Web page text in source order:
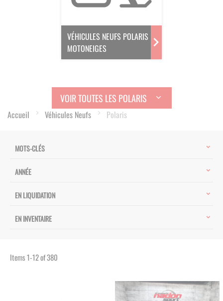
VÉHICULES NEUFS POLARIS
MOTONEIGES
VOIR TOUTES LES POLARIS
Accueil Véhicules Neufs Polaris
MOTS-CLÉS
ANNÉE
EN LIQUIDATION
EN INVENTAIRE
Items1-12of380